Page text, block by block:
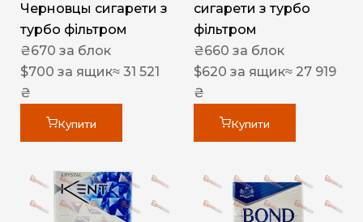
Черновцы сигарети з
турбо фільтром
₴670 за блок
$700 за ящик≈ 31 521
₴
Купити
сигарети з турбо
фільтром
₴660 за блок
$620 за ящик≈ 27 919
₴
Купити